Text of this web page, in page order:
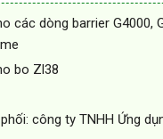
các dòng barrier G4000,
bo Zl38
công ty TNHH Ứng